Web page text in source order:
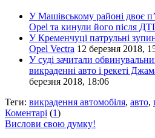
У Машівському районі двоє
Opel та кинули його після
У Кременчуці патрульні
Opel Vectra 12 березня 2018,
У суді зачитали
викраденні авто і рекеті
березня 2018, 18:06
Теги: викрадення автомобіля, авто,
Коментарі (1)
Вислови свою думку!